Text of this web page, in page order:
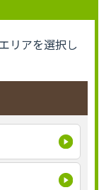
リアを選択し